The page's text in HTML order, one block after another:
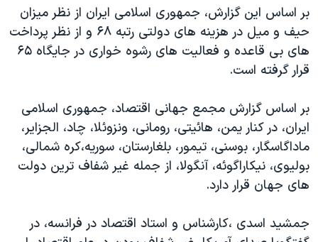
آرشیو پخش زنده
مجموعه مستندهای دادخواهی
تریبونال مردمی آبان ۹۸
دادگاه حمید نوری
قانون شفافیت دارائی کادر رهبری ایران
اعتراضات مردمی آبان ۹۸
اسرائیل در جنگ
نرگس محمدی برنده جایزه نوبل صلح
صفحه‌های ویژه
بر اساس این گزارش، جمهوری اسلامی ایران از نظر میزان
حیف و میل در هزینه های دولتی رتبه ۶۸ و از نظر پرداخت
های بی قاعده و فعالیت های رشوه خواری در جایگاه ۶۵
قرار گرفته است.
بر اساس گزارش مجمع جهانی اقتصاد، جمهوری اسلامی
ایران، در کنار یمن، هائیتی، رومانی، ونزوئلا، چاد، الجزایر،
ماداگاسگار، بوسنی، تیمور، بلغارستان، سوریه،کره شمالی،
بولیوی، نیکاراگوئه، آنگولا، از جمله غیر شفاف ترین دولت
های جهان قرار دارد.
جمشید اسدی ،کارشناس و استاد اقتصاد در فرانسه، در